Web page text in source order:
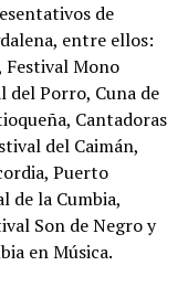
de
entre ellos:
Mono
del Porro, Cuna de
Cantadoras
del Caimán,
Puerto
de la Cumbia,
Son de Negro y
en Música.